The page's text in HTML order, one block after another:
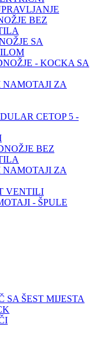
BEZ
SA
- KOCKA SA
ZA
CETOP 5 -
BEZ
ZA
VENTILI
- ŠPULE
ŠEST MIJESTA